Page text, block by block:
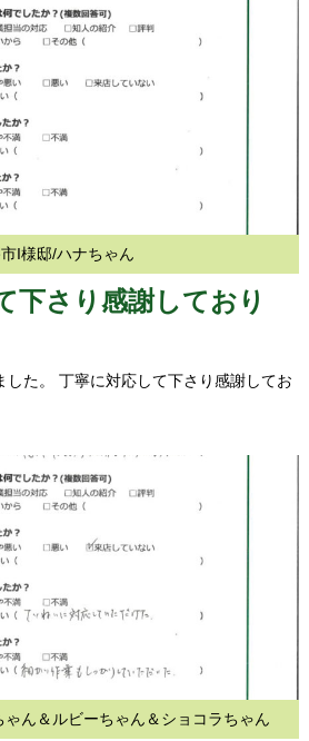
I様邸/ハナちゃん
下さり感謝しており
した。 丁寧に対応して下さり感謝してお
ん＆ルビーちゃん＆ショコラちゃん